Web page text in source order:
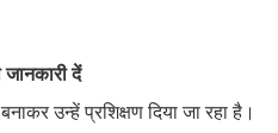
दें
उन्हें प्रशिक्षण दिया जा रहा है।